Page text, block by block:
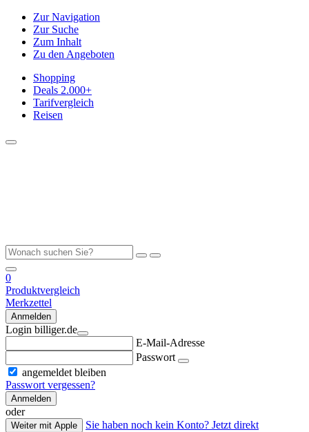
Zur Navigation
Zur Suche
Zum Inhalt
Zu den Angeboten
Shopping
Deals 2.000+
Tarifvergleich
Reisen
0
Produktvergleich
Merkzettel
Anmelden
Login billiger.de
E-Mail-Adresse
Passwort
angemeldet bleiben
Passwort vergessen?
Anmelden
oder
Weiter mit Apple
Sie haben noch kein Konto? Jetzt direkt